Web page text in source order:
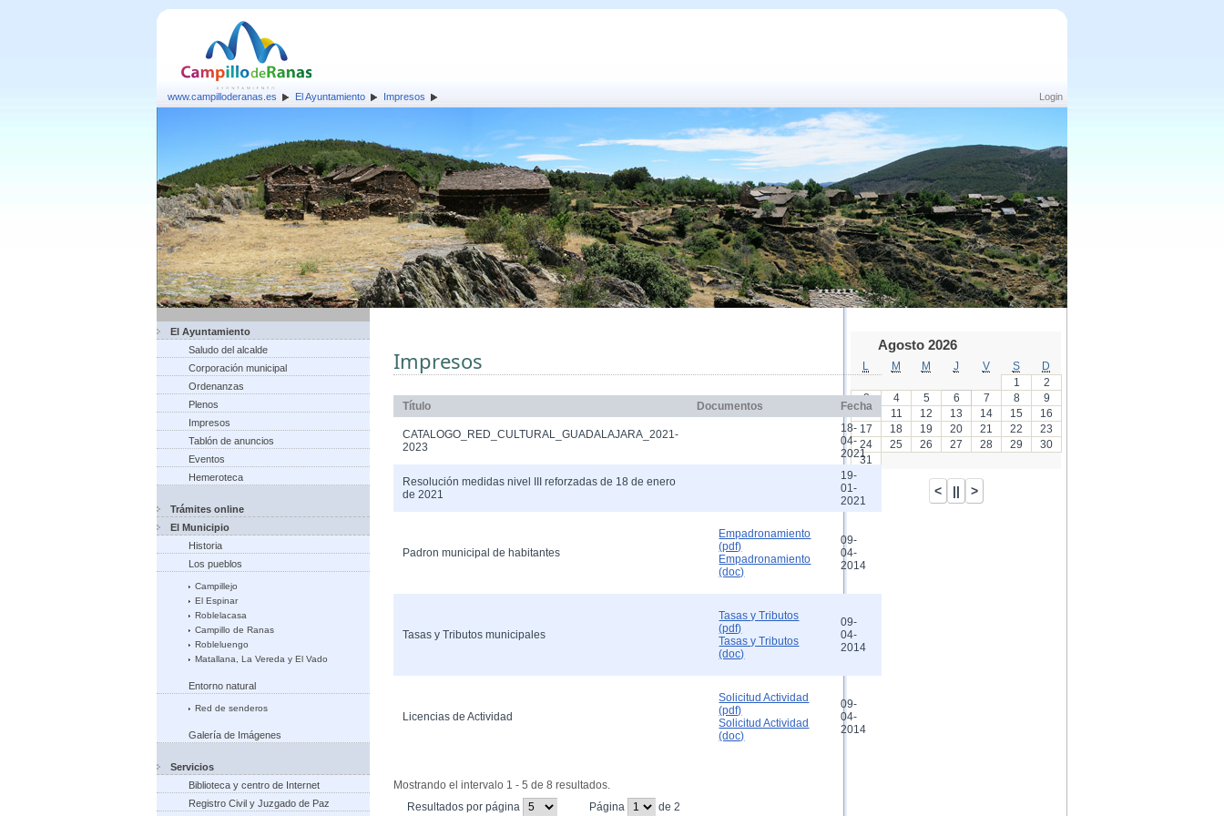
Login
www.campilloderanas.es El Ayuntamiento Impresos
El Ayuntamiento
Saludo del alcalde
Corporación municipal
Ordenanzas
Plenos
Impresos
Tablón de anuncios
Eventos
Hemeroteca
Trámites online
El Municipio
Historia
Los pueblos
Campillejo
El Espinar
Roblelacasa
Campillo de Ranas
Robleluengo
Matallana, La Vereda y El Vado
Entorno natural
Red de senderos
Galería de Imágenes
Servicios
Biblioteca y centro de Internet
Registro Civil y Juzgado de Paz
Impresos
Título Documentos Fecha
CATALOGO_RED_CULTURAL_GUADALAJARA_2021-
2023
18-
04-
2021
Resolución medidas nivel III reforzadas de 18 de enero
de 2021
19-
01-
2021
Padron municipal de habitantes
Empadronamiento
(pdf)
Empadronamiento
(doc)
09-
04-
2014
Tasas y Tributos municipales
Tasas y Tributos
(pdf)
Tasas y Tributos
(doc)
09-
04-
2014
Licencias de Actividad
Solicitud Actividad
(pdf)
Solicitud Actividad
(doc)
09-
04-
2014
Mostrando el intervalo 1 - 5 de 8 resultados.
Resultados por página
(Cambiar el valor de este campo provocará que se recargue la página.)
Página
(Cambiar el valor de este campo provocará que se
de 2
Agosto 2026
M M J V S
D
1
2
3
4 5 6 7 8
9
10
11 12 13 14 15
16
17
18 19 20 21 22
23
24
25 26 27 28 29
30
31